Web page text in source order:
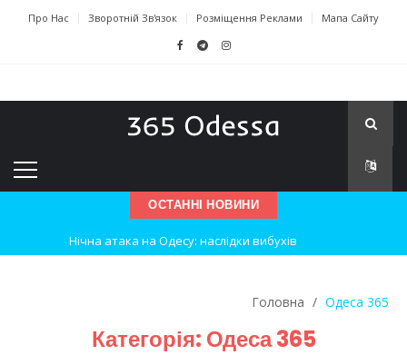
Про Нас Зворотній Зв'язок Розміщення Реклами Мапа Сайту
ОСТАННІ НОВИНИ
Нічна атака на Одесу: наслідки вибухів
Інновації в техніці: Воркшоп для юних винахідників
Успіхи одеситів на європейському чемпіонаті з карате
Головна / Одеса 365
Категорія: Одеса 365